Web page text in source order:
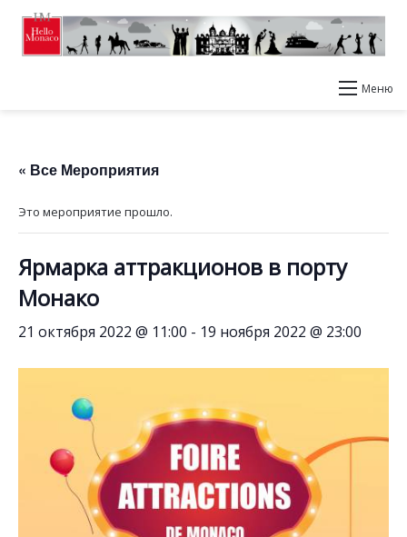
Меню
« Все Мероприятия
Это мероприятие прошло.
Ярмарка аттракционов в порту
Монако
21 октября 2022 @ 11:00 - 19 ноября 2022 @ 23:00